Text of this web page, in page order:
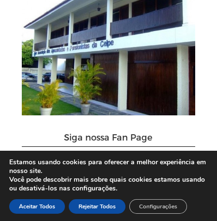
Siga nossa Fan Page
Estamos usando cookies para oferecer a melhor experiência em
nosso site.
Você pode descobrir mais sobre quais cookies estamos usando
ou desativá-los nas configurações.
Aceitar Todos Rejeitar Todos Configurações